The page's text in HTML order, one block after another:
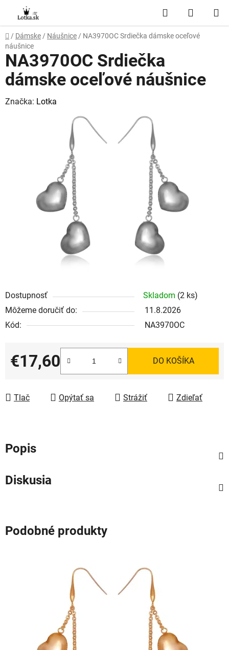
obsah
Hľadať
KOŠÍK
Domov
/ Dámske / Náušnice / NA3970OC Srdiečka dámske oceľové
náušnice
Dostupnosť Skladom (2 ks)
Môžeme doručiť do:
11.8.2026
Kód:
NA3970OC
€17,60
Jednotková cena:
DO KOŠÍKA
Tlač Opýtať sa Strážiť Zdieľať
NA3970OC Srdiečka
dámske oceľové náušnice
Značka: Lotka
Popis
Diskusia
Podobné produkty